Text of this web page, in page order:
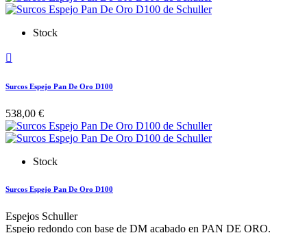
Stock

Surcos Espejo Pan De Oro D100
538,00 €
Stock
Surcos Espejo Pan De Oro D100
Espejos Schuller
Espejo redondo con base de DM acabado en PAN DE ORO.